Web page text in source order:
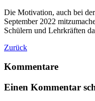
Die Motivation, auch bei
September 2022
Schülern und Lehrkräften
Zurück
Kommentare
Einen Kommentar